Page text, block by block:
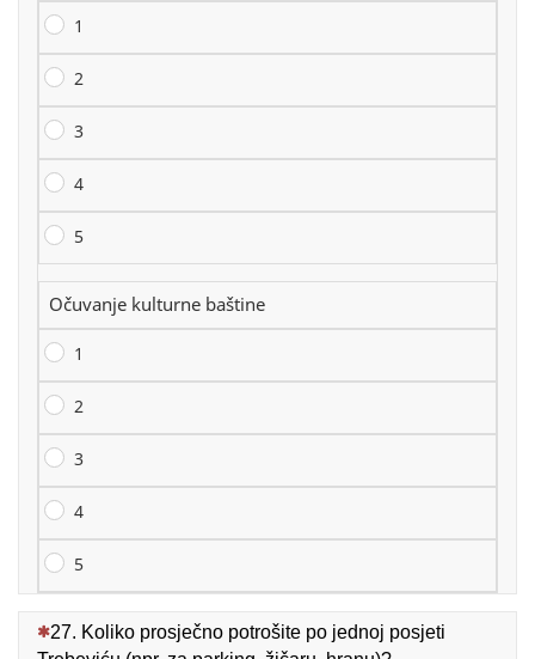
1
2
3
4
5
Očuvanje kulturne baštine
1
2
3
4
5
(This question is mandatory)
27. Koliko prosječno potrošite po jednoj posjeti